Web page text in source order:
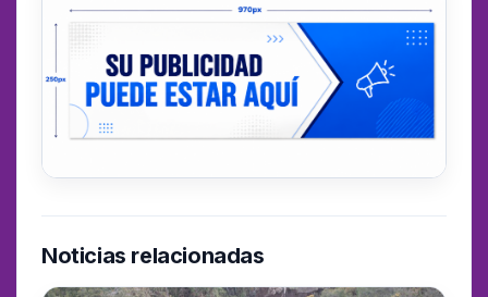
Noticias relacionadas